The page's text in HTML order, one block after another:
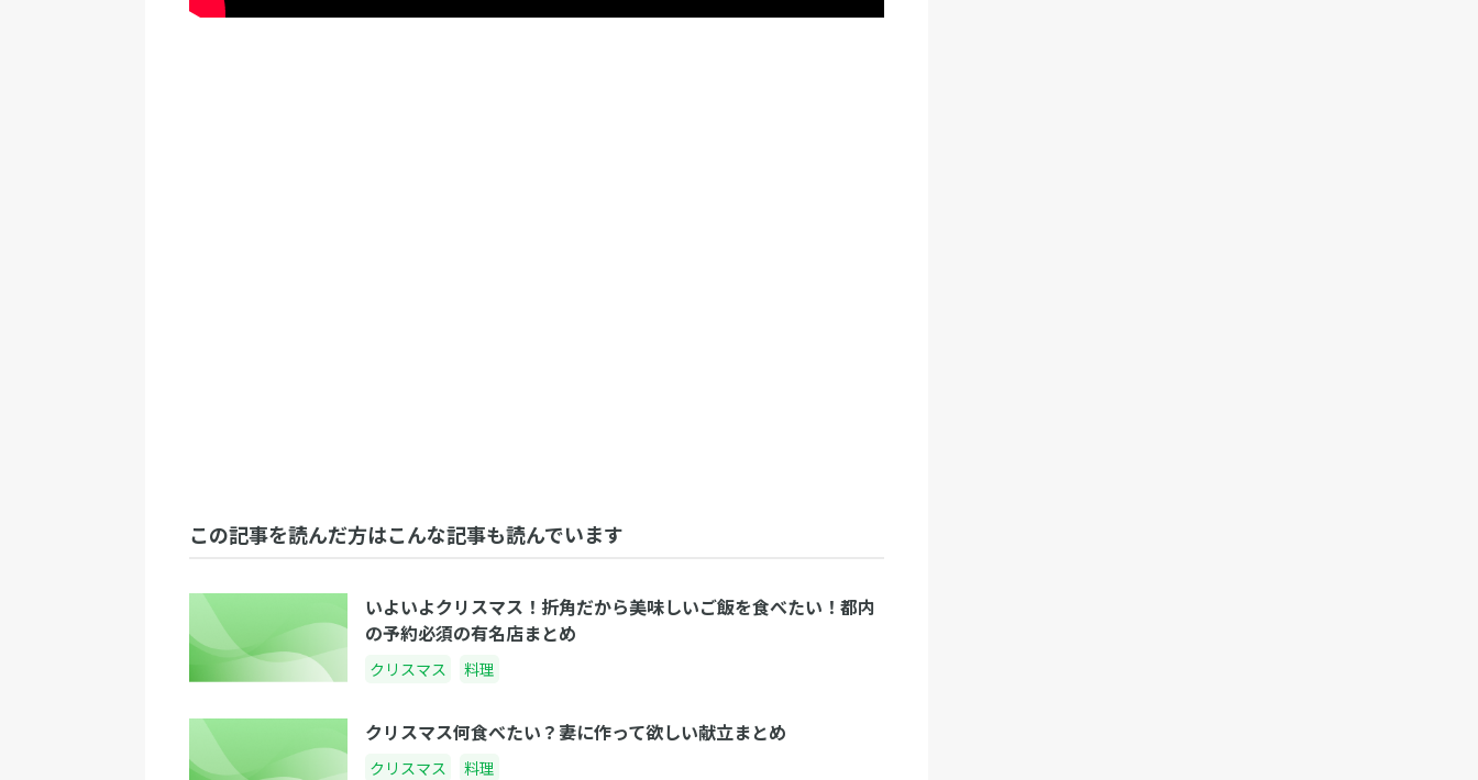
この記事を読んだ方はこんな記事も読んでいます
いよいよクリスマス！折角だから美味しいご飯を食べたい！都内
の予約必須の有名店まとめ
クリスマス 料理
クリスマス何食べたい？妻に作って欲しい献立まとめ
クリスマス 料理